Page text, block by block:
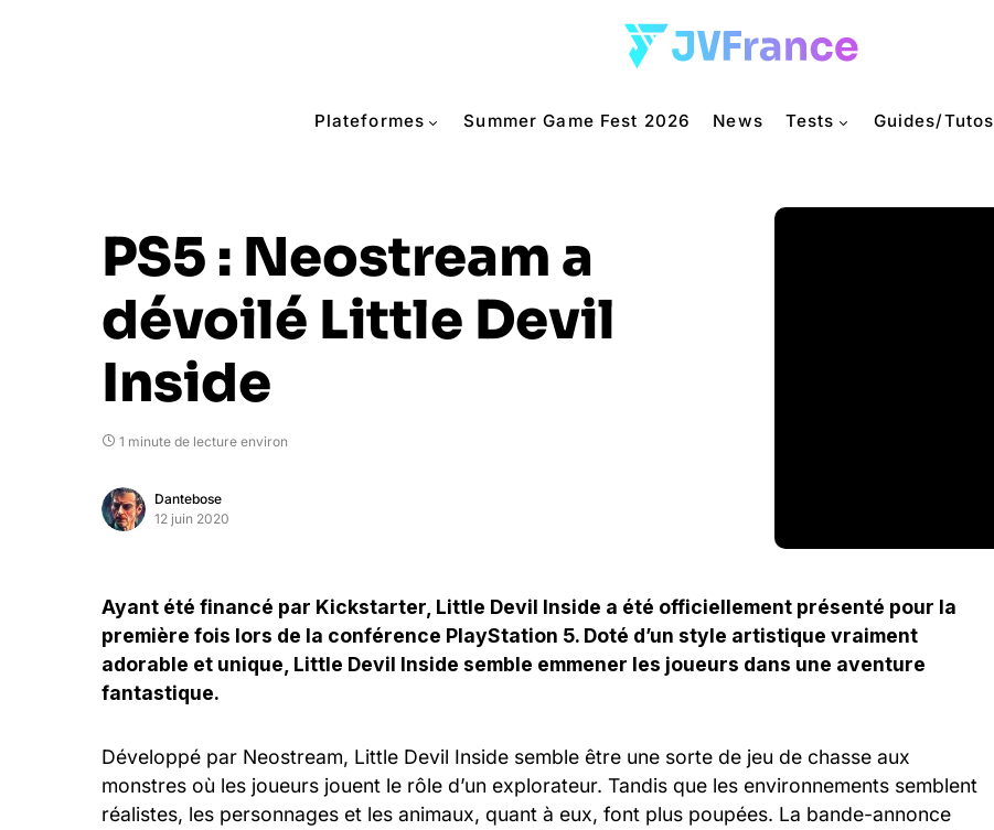
Plateformes Summer Game Fest 2026 News Tests Guides/Tutos
PS5 : Neostream a
dévoilé Little Devil
Inside
1 minute de lecture environ
Dantebose
12 juin 2020
Ayant été financé par Kickstarter, Little Devil Inside a été officiellement présenté pour la
première fois lors de la conférence PlayStation 5. Doté d’un style artistique vraiment
adorable et unique, Little Devil Inside semble emmener les joueurs dans une aventure
fantastique.
Développé par Neostream, Little Devil Inside semble être une sorte de jeu de chasse aux
monstres où les joueurs jouent le rôle d’un explorateur. Tandis que les environnements semblent
réalistes, les personnages et les animaux, quant à eux, font plus poupées. La bande-annonce